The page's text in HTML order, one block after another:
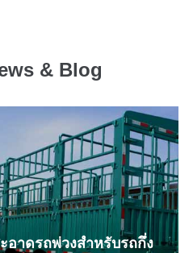
& Blog
อาดรถพ่วงสำหรับรถกึ่ง